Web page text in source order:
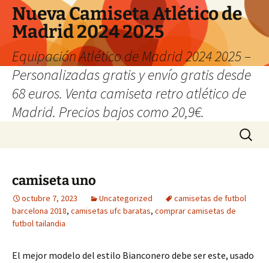
Nueva Camiseta Atlético de
Madrid 2024 2025
Equipación Atlético de Madrid 2024 2025 –
Personalizadas gratis y envío gratis desde
68 euros. Venta camiseta retro atlético de
Madrid. Precios bajos como 20,9€.
Buscar:
camiseta uno
octubre 7, 2023 Uncategorized
camisetas de futbol
barcelona 2018, camisetas ufc baratas, comprar camisetas de
futbol tailandia
El mejor modelo del estilo Bianconero debe ser este, usado